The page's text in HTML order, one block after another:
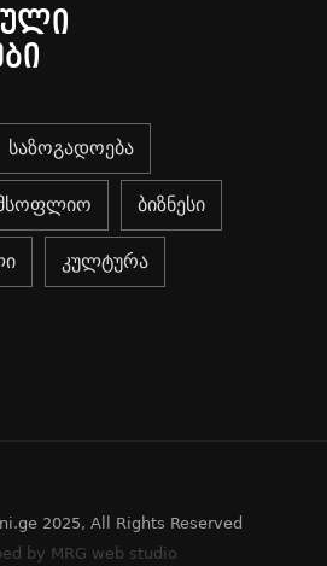
საზოგადოება
ბიზნესი
კულტურა
2025, All Rights Reserved
by MRG web studio